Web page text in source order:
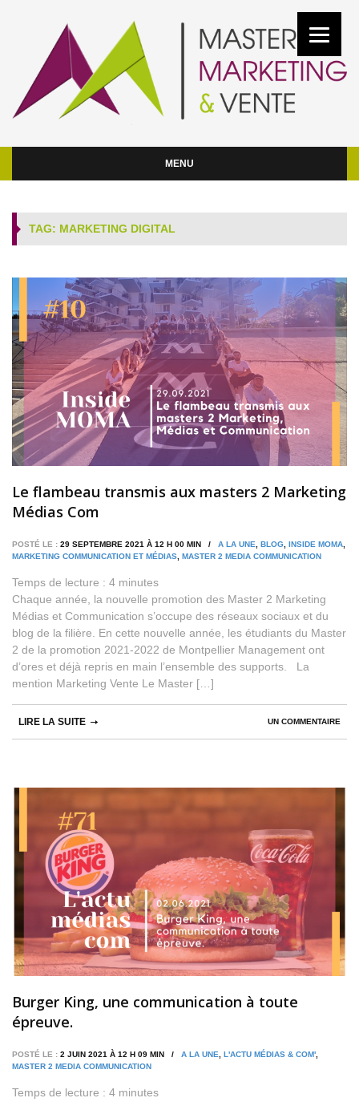
MENU
TAG: MARKETING DIGITAL
Le flambeau transmis aux masters 2 Marketing
Médias Com
POSTÉ LE : 29 SEPTEMBRE 2021 À 12 H 00 MIN / A LA UNE BLOG INSIDE MOMA
MARKETING COMMUNICATION ET MÉDIAS MASTER 2 MEDIA COMMUNICATION
Temps de lecture : 4 minutes
Chaque année, la nouvelle promotion des Master 2 Marketing
Médias et Communication s’occupe des réseaux sociaux et du
blog de la filière. En cette nouvelle année, les étudiants du Master
2 de la promotion 2021-2022 de Montpellier Management ont
d’ores et déjà repris en main l’ensemble des supports. La
mention Marketing Vente Le Master […]
UN COMMENTAIRE
LIRE LA SUITE
Burger King, une communication à toute
épreuve.
POSTÉ LE : 2 JUIN 2021 À 12 H 09 MIN / A LA UNE L'ACTU MÉDIAS & COM'
MASTER 2 MEDIA COMMUNICATION
Temps de lecture : 4 minutes